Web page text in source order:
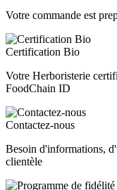
Votre commande est
Certification Bio
Votre Herboristerie
FoodChain ID
Contactez-nous
Besoin d'informations,
clientèle